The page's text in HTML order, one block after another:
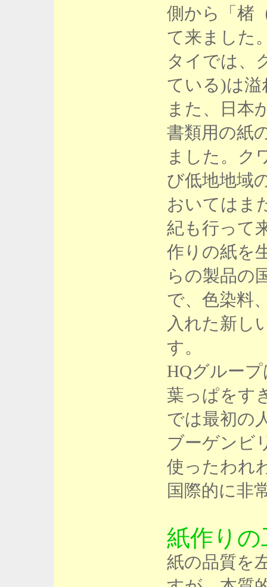
側から「楮
て来ました
タイでは、
ている)は
また、日本
書類用の紙
ました。ク
び低地地域
おいてはま
紀も行って
作りの紙を
らの製品の
で、色染料
入れた新し
す。
HQグルー
葉っぱをす
では最初の
ブーゲンビ
使ったわれ
国際的に非
紙作りの
紙の品質を